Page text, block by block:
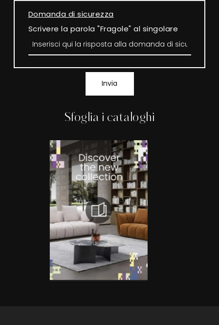
Sfoglia i cataloghi
Domanda di sicurezza
Scrivere la parola "Fragole" al singolare
Invia